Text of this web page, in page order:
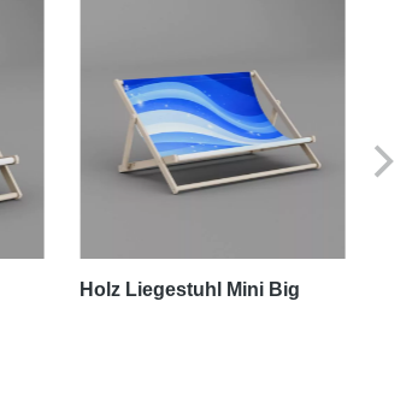
Holz Liegestuhl Mini Big